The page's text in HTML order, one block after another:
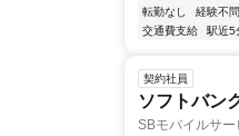
転勤なし
経験不問
交通費支給
駅近5
契約社員
ソフトバン
SBモバイルサ